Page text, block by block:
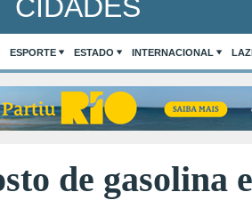
CIDADES
ESPORTE ESTADO INTERNACIONAL
de gasolina